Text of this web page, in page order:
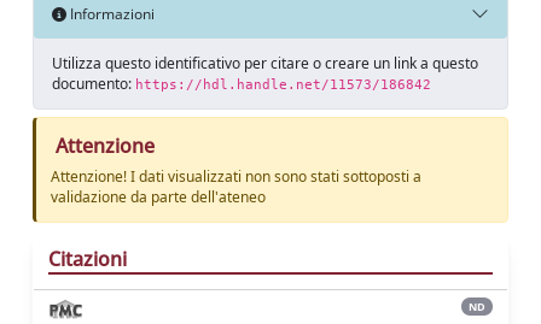
Informazioni
Utilizza questo identificativo per citare o creare un link a questo
documento: https://hdl.handle.net/11573/186842
Attenzione
Attenzione! I dati visualizzati non sono stati sottoposti a
validazione da parte dell'ateneo
Citazioni
ND